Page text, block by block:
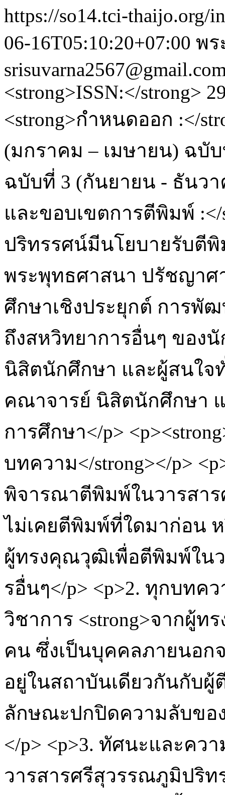
https://so14.tci-thaijo.org/
06-16T05:10:20+07:00 พร
<strong>ISSN:</strong>
<strong>กำหนดออก :</
(มกราคม – เมษายน) ฉบั
ฉบับที่ 3 (กันยายน - ธันวา
และขอบเขตการตีพิมพ์
ปริทรรศน์มีนโยบายรับตี
พระพุทธศาสนา ปรัชญาศ
ศึกษาเชิงประยุกต์ การพั
ถึงสหวิทยาการอื่นๆ ของ
นิสิตนักศึกษา และผู้สนใจ
คณาจารย์ นิสิตนักศึกษา
การศึกษา</p>
บทความ</strong></p>
พิจารณาตีพิมพ์ในวารสา
ไม่เคยตีพิมพ์ที่ใดมาก่อน
ผู้ทรงคุณวุฒิเพื่อตีพิมพ์ใน
รอื่นๆ</p> <p>2. ทุกบทค
วิชาการ <strong>จากผู้ท
คน ซึ่งเป็นบุคคลภายนอก
อยู่ในสถาบันเดียวกันกับผู้
ลักษณะปกปิดความลับของ
</p> <p>3. ทัศนะและค
วารสารศรีสุวรรณภูมิปริ